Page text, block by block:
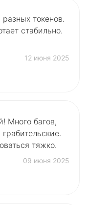
токенов.
стабильно.
12 июня 2025
Много багов,
тяжко.
09 июня 2025